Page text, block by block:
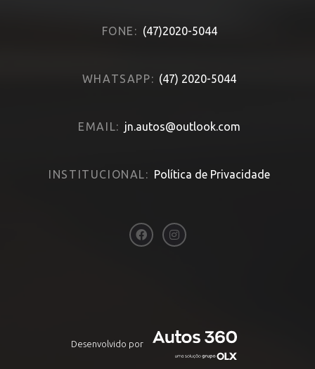
FONE: (47)2020-5044
WHATSAPP: (47) 2020-5044
EMAIL: jn.autos@outlook.com
INSTITUCIONAL: Política de Privacidade
Desenvolvido por